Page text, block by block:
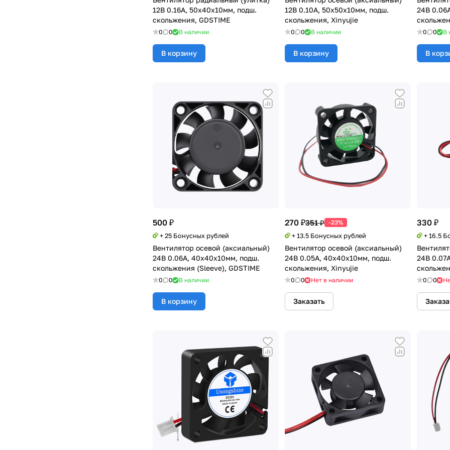
12В 0.16А, 50х40х10мм, подш.
скольжения, GDSTIME
0 0 В наличии
В корзину
12В 0.10А, 50х50х10мм, подш.
скольжения, Xinyujie
0 0 В наличии
В корзину
24В
0 0 В
В
500 ₽
+ 25 Бонусных рублей
Вентилятор осевой (аксиальный)
24В 0.06А, 40х40х10мм, подш.
скольжения (Sleeve), GDSTIME
0 0 В наличии
В корзину
270 ₽351 ₽ -23%
+ 13.5 Бонусных рублей
Вентилятор осевой (аксиальный)
24В 0.05А, 40х40х10мм, подш.
скольжения, Xinyujie
0 0 Нет в наличии
Заказать
330 ₽
+ 16.5
24В
0 0